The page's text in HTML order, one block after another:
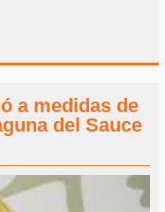
a medidas de
del Sauce